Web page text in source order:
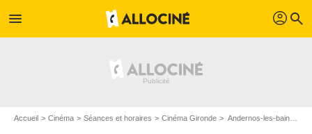
menu profil search
Accueil Cinéma Séances et horaires Cinéma Gironde Andernos-les-bains - La Dolce Vita à Andernos-les-Bains